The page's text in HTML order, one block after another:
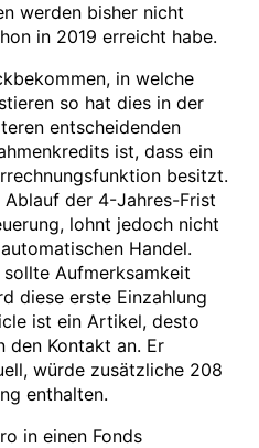
werden bisher nicht
in 2019 erreicht habe.
in welche
so hat dies in der
entscheidenden
ist, dass ein
besitzt.
der 4-Jahres-Frist
lohnt jedoch nicht
Handel.
Aufmerksamkeit
diese erste Einzahlung
ist ein Artikel, desto
den Kontakt an. Er
würde zusätzliche 208
enthalten.
in einen Fonds